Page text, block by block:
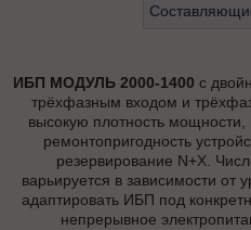
ИБП МОДУЛЬ 2000-1400 с
трёхфазным входом и
высокую плотность
ремонтопригодность
резервирование N+X.
варьируется в зависимости от
адаптировать ИБП под
непрерывное